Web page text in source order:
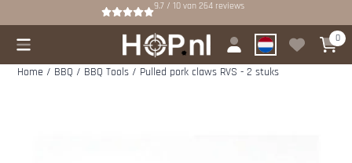
Cookievoorkeuren zijn beschikbaar. Kies instellingen of sta alle
9.7 / 10 van264 reviews
0
Home / BBQ / BBQ Tools / Pulled pork claws RVS - 2 stuks